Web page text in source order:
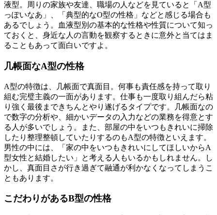
液型。周りの家族や友達、職場の人などを見ていると「A型
っぽいなあ」、「典型的なO型の性格」などと感じる場合も
あるでしょう。血液型別の基本的な性格や性質について知っ
ておくと、身近な人の言動を観察するときに意外と当てはま
ることもあって面白いですよ。
几帳面なA型の性格
A型の特徴は、几帳面で真面目。何事も責任感を持って取り
組む完璧主義の一面があります。仕事も一度取り組んだら粘
り強く最後まできちんとやり遂げるタイプです。几帳面なの
で数字の分析や、細かいデータの入力などの業務を得意とす
る人が多いでしょう。また、部屋の中をいつもきれいに掃除
したり整理整頓していたりするのもA型の特徴といえます。
男性の中には、「家の中をいつもきれいにしてほしいからA
型女性と結婚したい」と考える人もいるかもしれません。し
かし、真面目さが行き過ぎて融通が利かなくなってしまうこ
ともあります。
こだわりがあるB型の性格